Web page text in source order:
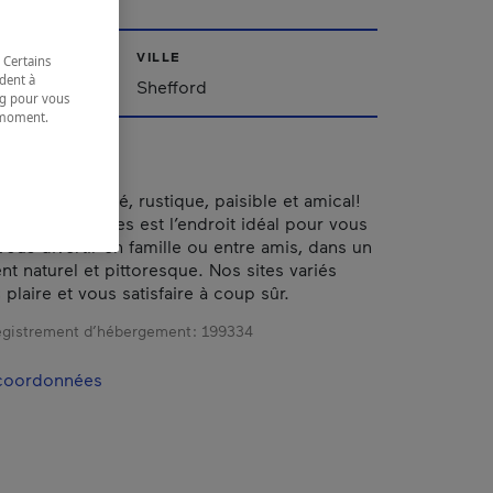
VILLE
Shefford
camping boisé, rustique, paisible et amical!
des Sources est l’endroit idéal pour vous
divertir en famille ou entre amis, dans un
naturel et pittoresque. Nos sites variés
plaire et vous satisfaire à coup sûr.
d’hébergement : 199334
à
pour vous